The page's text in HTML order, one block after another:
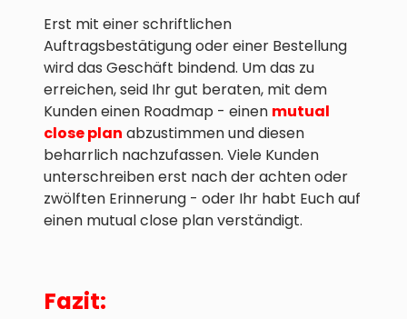
Erst mit einer schriftlichen
Auftragsbestätigung oder einer Bestellung
wird das Geschäft bindend. Um das zu
erreichen, seid Ihr gut beraten, mit dem
Kunden einen Roadmap - einen mutual
close plan abzustimmen und diesen
beharrlich nachzufassen. Viele Kunden
unterschreiben erst nach der achten oder
zwölften Erinnerung - oder Ihr habt Euch auf
einen mutual close plan verständigt.
Fazit: